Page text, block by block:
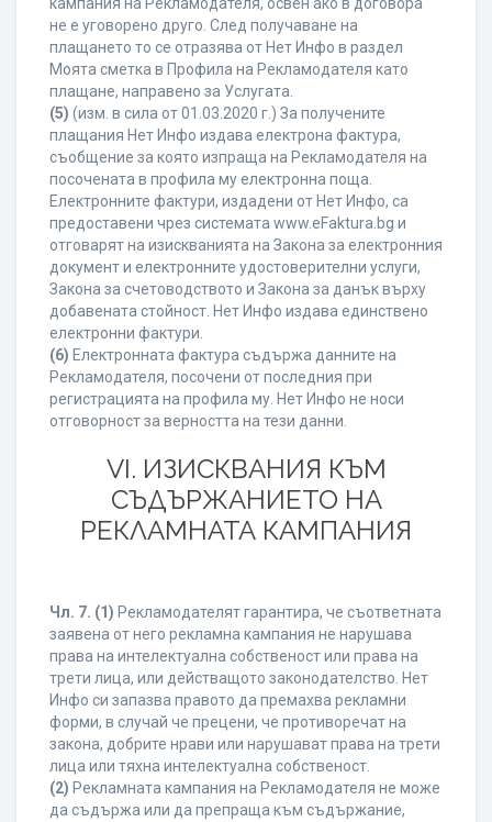
не е уговорено друго. След получаване на
плащането то се отразява от Нет Инфо в раздел
Моята сметка в Профила на Рекламодателя като
плащане, направено за Услугата.
(5) (изм. в сила от 01.03.2020 г.) За получените
плащания Нет Инфо издава електрона фактура,
съобщение за която изпраща на Рекламодателя на
посочената в профила му електронна поща.
Електронните фактури, издадени от Нет Инфо, са
предоставени чрез системата www.eFaktura.bg и
отговарят на изискванията на Закона за електронния
документ и електронните удостоверителни услуги,
Закона за счетоводството и Закона за данък върху
добавената стойност. Нет Инфо издава единствено
електронни фактури.
(6) Електронната фактура съдържа данните на
Рекламодателя, посочени от последния при
регистрацията на профила му. Нет Инфо не носи
отговорност за верността на тези данни.
VI. ИЗИСКВАНИЯ КЪМ
СЪДЪРЖАНИЕТО НА
РЕКЛАМНАТА КАМПАНИЯ
Чл. 7. (1) Рекламодателят гарантира, че съответната
заявена от него рекламна кампания не нарушава
права на интелектуална собственост или права на
трети лица, или действащото законодателство. Нет
Инфо си запазва правото да премахва рекламни
форми, в случай че прецени, че противоречат на
закона, добрите нрави или нарушават права на трети
лица или тяхна интелектуална собственост.
(2) Рекламната кампания на Рекламодателя не може
да съдържа или да препраща към съдържание,